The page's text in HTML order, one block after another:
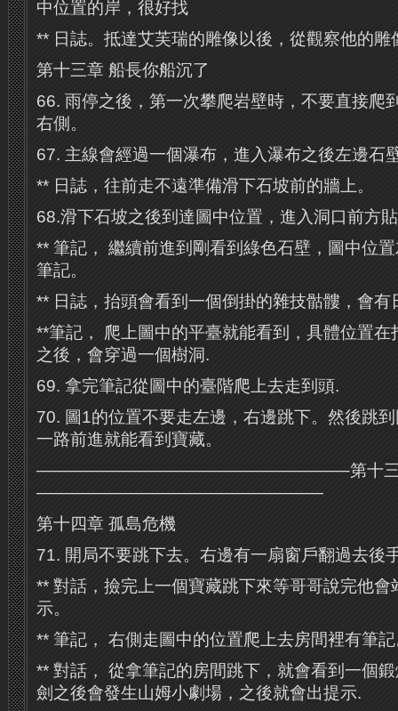
中位置的岸，很好找
** 日誌。抵達艾芙瑞的雕像以後，從觀察他的雕
第十三章 船長你船沉了
66. 雨停之後，第一次攀爬岩壁時，不要直接爬
右側。
67. 主線會經過一個瀑布，進入瀑布之後左邊石
** 日誌，往前走不遠準備滑下石坡前的牆上。
68.滑下石坡之後到達圖中位置，進入洞口前方
** 筆記， 繼續前進到剛看到綠色石壁，圖中位
筆記。
** 日誌，抬頭會看到一個倒掛的雜技骷髏，會有
**筆記， 爬上圖中的平臺就能看到，具體位置
之後，會穿過一個樹洞.
69. 拿完筆記從圖中的臺階爬上去走到頭.
70. 圖1的位置不要走左邊，右邊跳下。然後跳
一路前進就能看到寶藏。
——————————————————–第十三
—————————————————
第十四章 孤島危機
71. 開局不要跳下去。右邊有一扇窗戶翻過去後
** 對話，撿完上一個寶藏跳下來等哥哥說完他會
示。
** 筆記， 右側走圖中的位置爬上去房間裡有筆
** 對話， 從拿筆記的房間跳下，就會看到一個
劍之後會發生山姆小劇場，之後就會出提示.